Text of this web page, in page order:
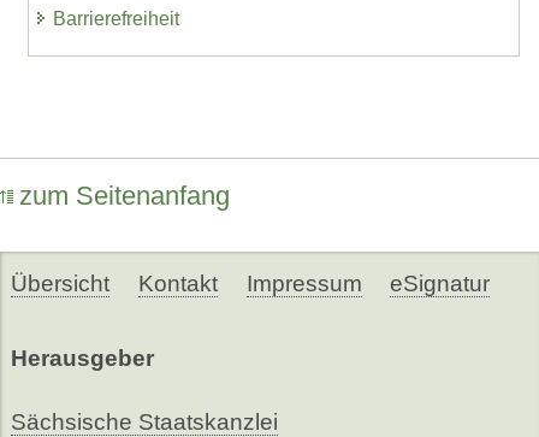
Barrierefreiheit
zum Seitenanfang
Übersicht Kontakt Impressum eSignatur
Herausgeber
Sächsische Staatskanzlei